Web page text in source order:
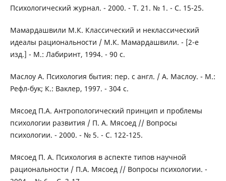
Психологический журнал. - 2000. - Т. 21. № 1. - С. 15-25.
Мамардашвили М.К. Классический и неклассический
идеалы рациональности / М.К. Мамардашвили. - [2-е
изд.] - М.: Лабиринт, 1994. - 90 с.
Маслоу А. Психология бытия: пер. с англ. / А. Маслоу. - М.:
Рефл-бук; К.: Ваклер, 1997. - 304 с.
Мясоед П.А. Антропологический принцип и проблемы
психологии развития / П. А. Мясоед // Вопросы
психологии. - 2000. - № 5. - С. 122-125.
Мясоед П. А. Психология в аспекте типов научной
рациональности / П.А. Мясоед // Вопросы психологии. -